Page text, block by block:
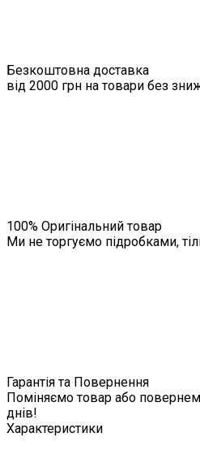
Безкоштовна доставка
від 2000 грн на товари без
100% Оригінальний товар
Ми не торгуємо підробками,
Гарантія та Повернення
Поміняємо товар або
днів!
Характеристики